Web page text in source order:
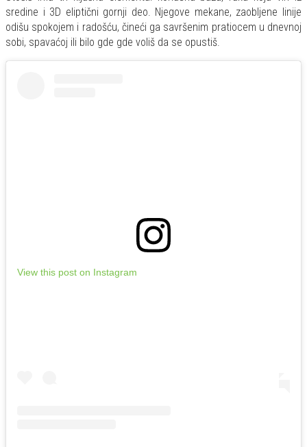
sredine i 3D eliptični gornji deo. Njegove mekane, zaobljene linije
odišu spokojem i radošću, čineći ga savršenim pratiocem u dnevnoj
sobi, spavaćoj ili bilo gde gde voliš da se opustiš.
View this post on Instagram